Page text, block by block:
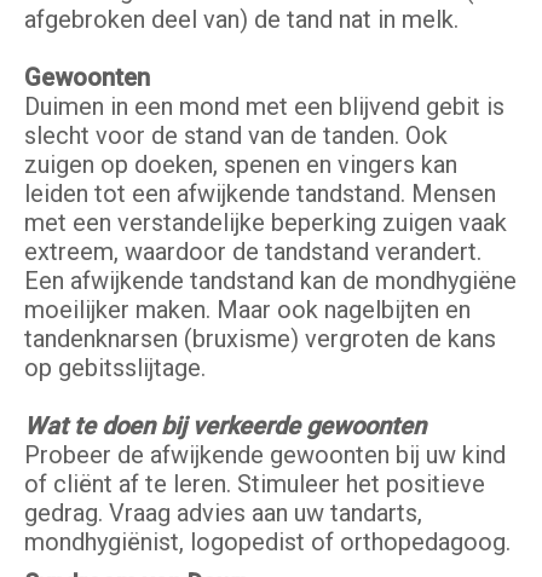
afgebroken deel van) de tand nat in melk.
Gewoonten
Duimen in een mond met een blijvend gebit is
slecht voor de stand van de tanden. Ook
zuigen op doeken, spenen en vingers kan
leiden tot een afwijkende tandstand. Mensen
met een verstandelijke beperking zuigen vaak
extreem, waardoor de tandstand verandert.
Een afwijkende tandstand kan de mondhygiëne
moeilijker maken. Maar ook nagelbijten en
tandenknarsen (bruxisme) vergroten de kans
op gebitsslijtage.
Wat te doen bij verkeerde gewoonten
Probeer de afwijkende gewoonten bij uw kind
of cliënt af te leren. Stimuleer het positieve
gedrag. Vraag advies aan uw tandarts,
mondhygiënist, logopedist of orthopedagoog.